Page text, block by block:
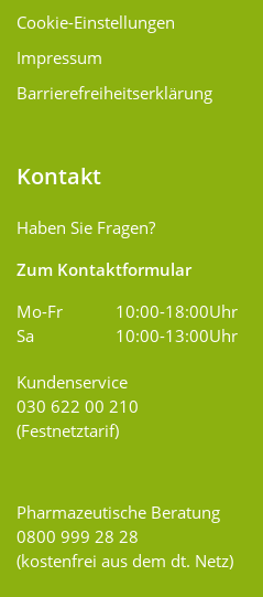
Cookie-Einstellungen
Impressum
Barrierefreiheitserklärung
Kontakt
Haben Sie Fragen?
Zum Kontaktformular
Mo-Fr
10:00-18:00Uhr
Sa
10:00-13:00Uhr
Kundenservice
030 622 00 210
(Festnetztarif)
Pharmazeutische Beratung
0800 999 28 28
(kostenfrei aus dem dt. Netz)